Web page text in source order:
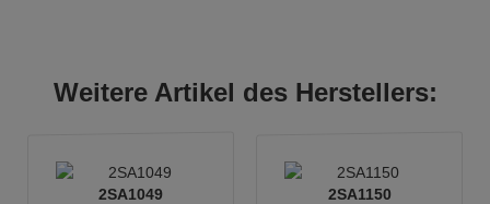
Weitere Artikel des Herstellers:
2SA1049 2SA1150